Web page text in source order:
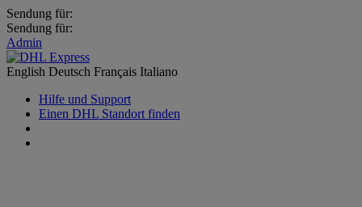
Sendung für:
Sendung für:
Admin
English Deutsch Français Italiano
Hilfe und Support
Einen DHL Standort finden